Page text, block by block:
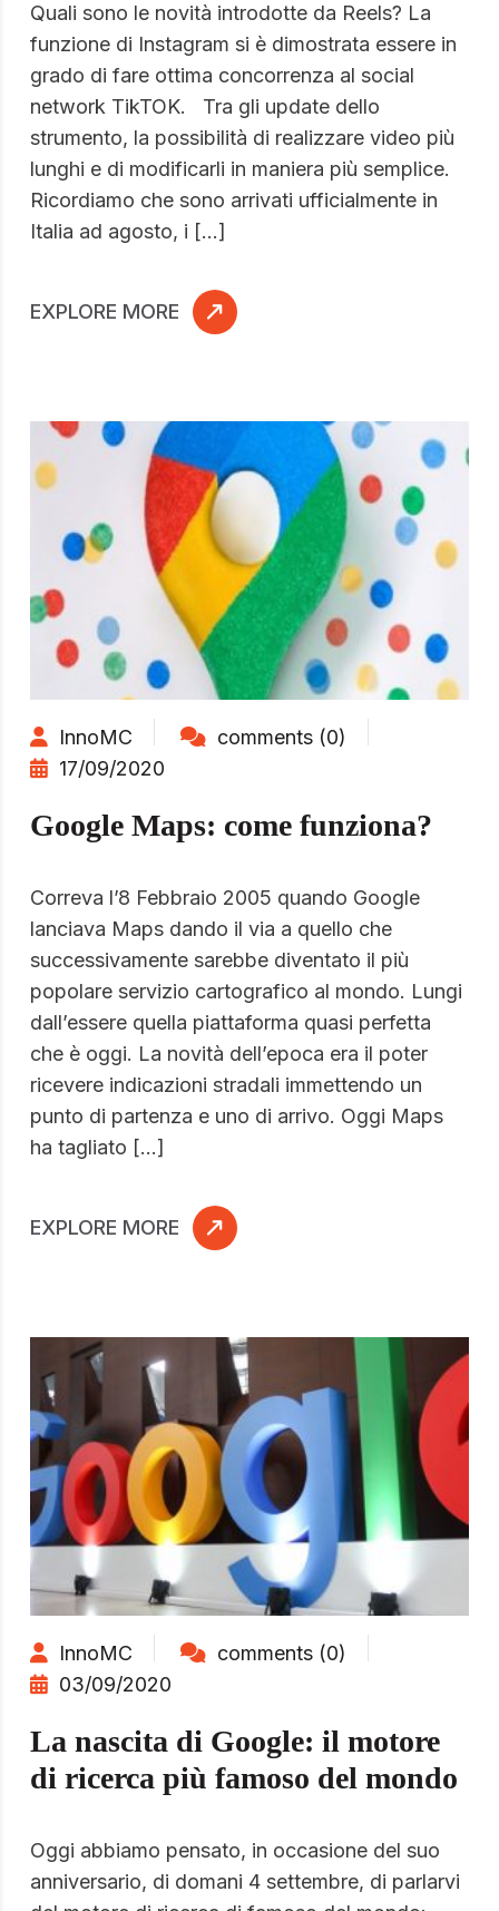
Quali sono le novità introdotte da Reels? La
funzione di Instagram si è dimostrata essere in
grado di fare ottima concorrenza al social
network TikTOK. Tra gli update dello
strumento, la possibilità di realizzare video più
lunghi e di modificarli in maniera più semplice.
Ricordiamo che sono arrivati ufficialmente in
Italia ad agosto, i […]
EXPLORE MORE
InnoMC
comments (0)
17/09/2020
Google Maps: come funziona?
Correva l’8 Febbraio 2005 quando Google
lanciava Maps dando il via a quello che
successivamente sarebbe diventato il più
popolare servizio cartografico al mondo. Lungi
dall’essere quella piattaforma quasi perfetta
che è oggi. La novità dell’epoca era il poter
ricevere indicazioni stradali immettendo un
punto di partenza e uno di arrivo. Oggi Maps
ha tagliato […]
EXPLORE MORE
InnoMC
comments (0)
03/09/2020
La nascita di Google: il motore
di ricerca più famoso del mondo
Oggi abbiamo pensato, in occasione del suo
anniversario, di domani 4 settembre, di parlarvi